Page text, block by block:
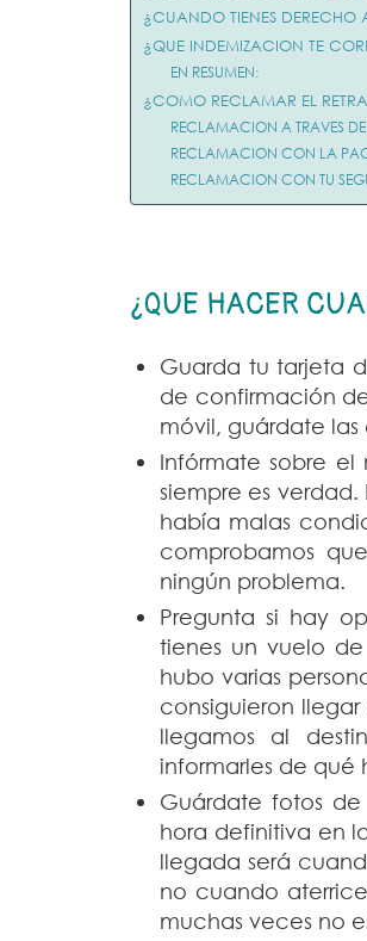
¿CUANDO TIENES
¿QUE INDEMIZACION TE
EN RESUMEN:
¿COMO RECLAMAR EL
RECLAMACION A TRAVES
RECLAMACION CON LA
RECLAMACION CON TU
¿QUE HACER
Guarda tu tarjeta
de confirmación
móvil, guárdate
Infórmate sobre
siempre es
había malas
comprobamos
ningún problema.
Pregunta si hay
tienes un vuelo
hubo varias
consiguieron
llegamos al
informarles de qué
Guárdate fotos
hora definitiva en
llegada será
no cuando
muchas veces no